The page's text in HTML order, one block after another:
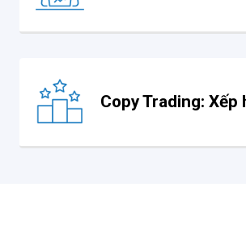
Copy Trading: Xếp